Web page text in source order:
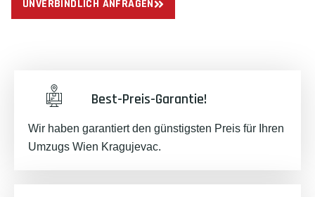
UNVERBINDLICH ANFRAGEN
Best-Preis-Garantie!
Wir haben garantiert den günstigsten Preis für Ihren
Umzugs Wien Kragujevac.